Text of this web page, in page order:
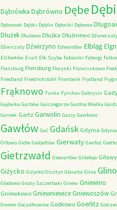
Dąbrówka Dąbrówno Dębe
Dębionek Dębki Dęblin Dębniki Dębowo
Dłużek Dłużewo Dłużka Dłużniewo
Dźwirzuty Dźwirzyno Edwardów Elbląg
Elżbietów Erurt Ełk Szyba Fabianki Faborgi
Flansburg Flensburg Florynki Franciszkowo
Friedland Friedrichstahl Frombork Frydland
Frąknowo Funka Fynshav Gabrysin
Gajówka Garbów Garczegorze Gardna Wielka
Garnek Gartz Garwolin Gassy Gawłowo
Gawłów Gać Gdańsk Gdynia Gdynia
Orłowo Gidle Giebałtów Gierwaty Gierłoż
Gietrzwałd Giewartów Gilleleje Giławy
Giżycko Giżycko Olsztyn Glaucha Glina
Glodowo Gnaty Szczerbaki Gniew Gniewino
Gniewkowo GniewniewiceGniewoszów
Gnoien Goczałkowice Godkowo Goerlitz